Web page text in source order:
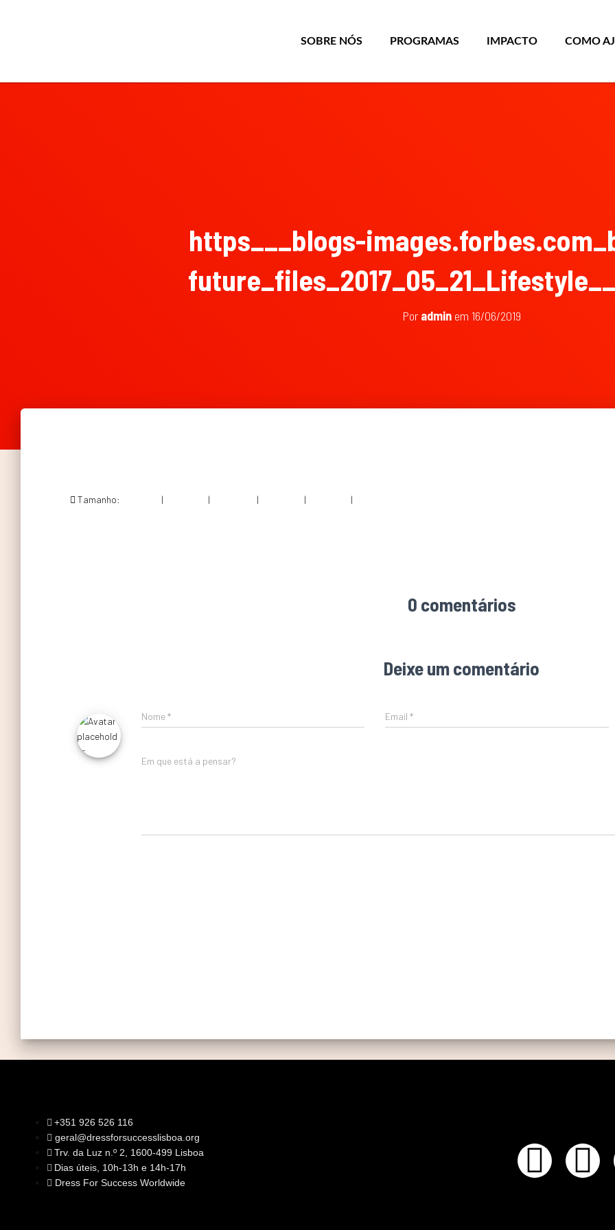
SOBRE NÓS PROGRAMAS IMPACTO COMO
https___blogs-
Por adminem 16/06/2019
Tamanho: | | | | |
0 comentários
Deixe um comentário
Nome* Email*
Em que está a pensar?
+351 926 526 116
geral@dressforsuccesslisboa.org
Trv. da Luz n.º 2, 1600-499 Lisboa
Dias úteis, 10h-13h e 14h-17h
Dress For Success Worldwide